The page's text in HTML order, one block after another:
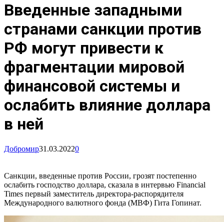
Введенные западными
странами санкции против
РФ могут привести к
фрагментации мировой
финансовой системы и
ослабить влияние доллара
в ней
Добромир31.03.20220
Санкции, введенные против России, грозят постепенно
ослабить господство доллара, сказала в интервью Financial
Times первый заместитель директора-распорядителя
Международного валютного фонда (МВФ) Гита Гопинат.